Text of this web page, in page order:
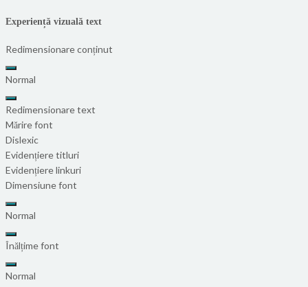
Experiență vizuală text
Redimensionare conținut
Normal
Redimensionare text
Mărire font
Dislexic
Evidențiere titluri
Evidențiere linkuri
Dimensiune font
Normal
Înălțime font
Normal